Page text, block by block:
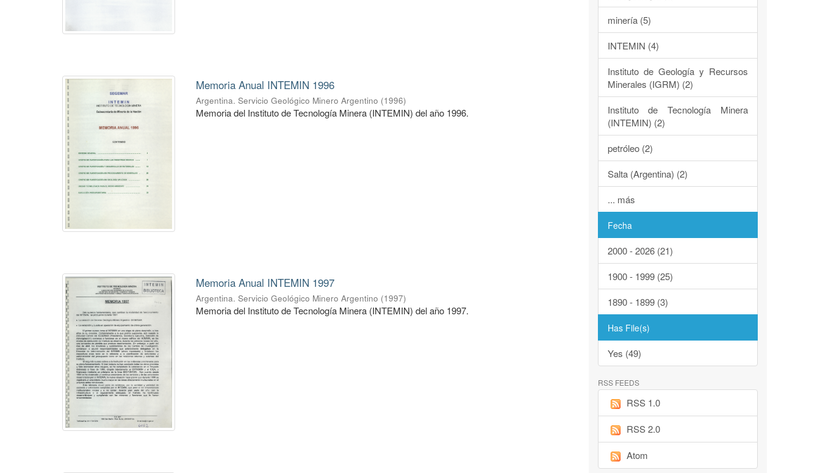
Memoria Anual INTEMIN 1996
Argentina. Servicio Geológico Minero Argentino (1996)
Memoria del Instituto de Tecnología Minera (INTEMIN) del año 1996.
Memoria Anual INTEMIN 1997
Argentina. Servicio Geológico Minero Argentino (1997)
Memoria del Instituto de Tecnología Minera (INTEMIN) del año 1997.
minería (5)
INTEMIN (4)
Instituto de Geología y Recursos
Minerales (IGRM) (2)
Instituto de Tecnología Minera
(INTEMIN) (2)
petróleo (2)
Salta (Argentina) (2)
... más
Fecha
2000 - 2026 (21)
1900 - 1999 (25)
1890 - 1899 (3)
Has File(s)
Yes (49)
RSS FEEDS
RSS 1.0
RSS 2.0
Atom